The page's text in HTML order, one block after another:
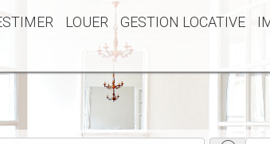
LOUER GESTION LOCATIVE